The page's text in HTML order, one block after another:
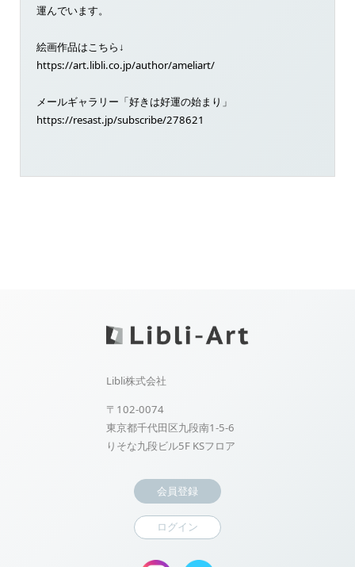
運んでいます。
絵画作品はこちら↓
https://art.libli.co.jp/author/ameliart/
メールギャラリー「好きは好運の始まり」
https://resast.jp/subscribe/278621
Libli株式会社
〒102-0074
東京都千代田区九段南1-5-6
りそな九段ビル5F KSフロア
会員登録
ログイン